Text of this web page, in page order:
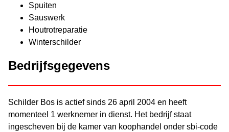
Spuiten
Sauswerk
Houtrotreparatie
Winterschilder
Bedrijfsgegevens
Schilder Bos is actief sinds 26 april 2004 en heeft
momenteel 1 werknemer in dienst. Het bedrijf staat
ingescheven bij de kamer van koophandel onder sbi-code